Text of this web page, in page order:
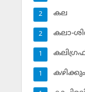
കല
2
കലാ-
2
1
1